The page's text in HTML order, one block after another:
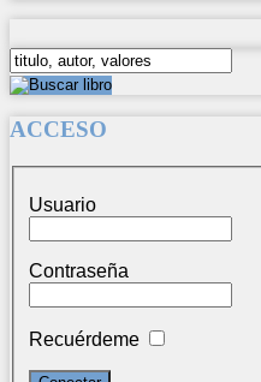
ACCESO
Usuario
Contraseña
Recuérdeme